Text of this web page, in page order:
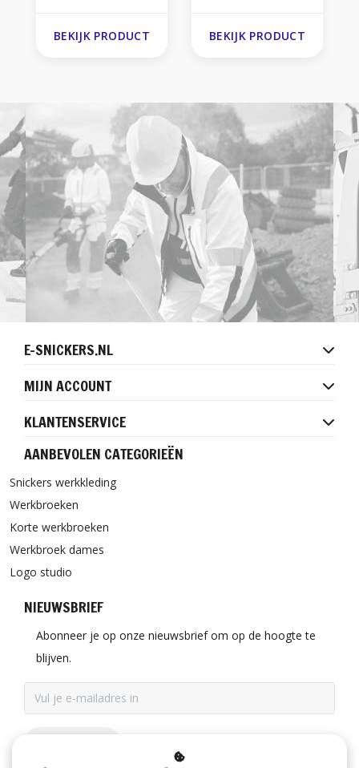
BEKIJK PRODUCT BEKIJK PRODUCT
E-SNICKERS.NL
MIJN ACCOUNT
KLANTENSERVICE
AANBEVOLEN CATEGORIEËN
Snickers werkkleding
Werkbroeken
Korte werkbroeken
Werkbroek dames
Logo studio
NIEUWSBRIEF
Abonneer je op onze nieuwsbrief om op de hoogte te
blijven.